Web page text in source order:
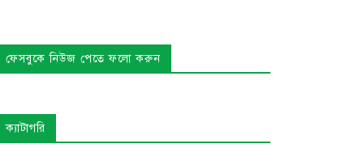
ফেসবুকে নিউজ পেতে ফলো করুন
ক্যাটাগরি